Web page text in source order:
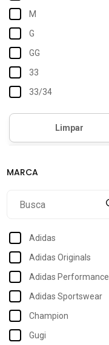
M
G
GG
33
33/34
34
35/36
36/37
Adidas
Adidas Originals
Adidas Performance
Adidas Sportswear
Champion
Gugi